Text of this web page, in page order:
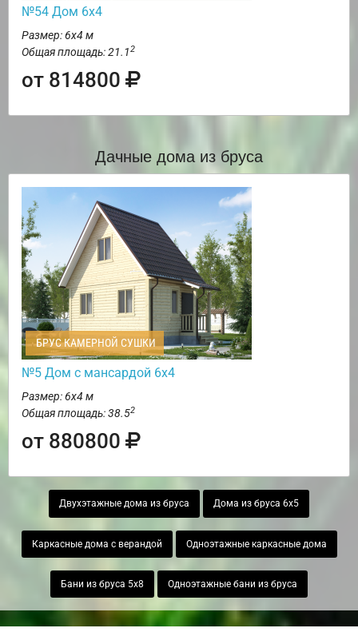
№54 Дом 6х4
Размер: 6х4 м
Общая площадь: 21.12
от 814800
Дачные дома из бруса
БРУС КАМЕРНОЙ СУШКИ
№5 Дом с мансардой 6х4
Размер: 6х4 м
Общая площадь: 38.52
от 880800
Двухэтажные дома из бруса Дома из бруса 6х5
Каркасные дома с верандой Одноэтажные каркасные дома
Бани из бруса 5х8 Одноэтажные бани из бруса